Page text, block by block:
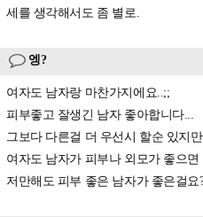
세를 생각해서도 좀 별로.
엥?
여자도 남자랑 마찬가지에요..;;
피부좋고 잘생긴 남자 좋아합니다...
그보다 다른걸 더 우선시 할순 있지
여자도 남자가 피부나 외모가 좋으
저만해도 피부 좋은 남자가 좋은걸요